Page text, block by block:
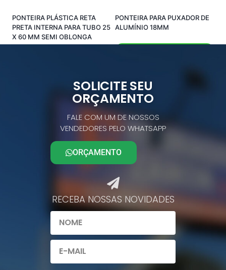
PONTEIRA PLÁSTICA RETA
PRETA INTERNA PARA TUBO 25
X 60 MM SEMI OBLONGA
PONTEIRA PARA PUXADOR DE
ALUMÍNIO 18MM
SOLICITE SEU
ORÇAMENTO
FALE COM UM DE NOSSOS
VENDEDORES PELO WHATSAPP
ORÇAMENTO
RECEBA NOSSAS NOVIDADES​